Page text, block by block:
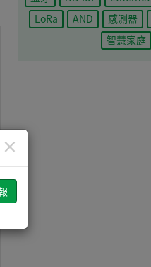
LoRa
AND 感測器
智慧家庭
×